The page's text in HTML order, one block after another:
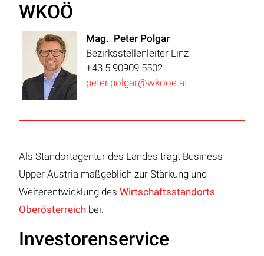
WKOÖ
Mag. Peter Polgar
Bezirksstellenleiter Linz
+43 5 90909 5502
peter.polgar@wkooe.at
Als Standortagentur des Landes trägt Business
Upper Austria maßgeblich zur Stärkung und
Weiterentwicklung des Wirtschaftsstandorts
Oberösterreich bei.
Investorenservice